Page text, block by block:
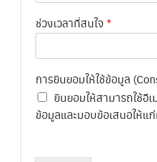
ช่วงเวลาที่สนใจ *
การยินยอมให้ใช้ข้อมูล
ยินยอมให้สามารถใช้อีเ
ข้อมูลและมอบข้อเสนอให้แ